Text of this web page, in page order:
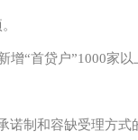
项。
增“首贷户”1000家以
诺制和容缺受理方